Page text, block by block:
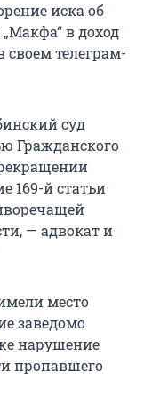
иска об
в доход
своем телеграм-
суд
Гражданского
169-й статьи
— адвокат и
место
заведомо
нарушение
пропавшего